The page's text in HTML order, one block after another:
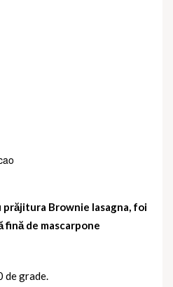
Brownie lasagna, foi
fină de mascarpone
de grade.